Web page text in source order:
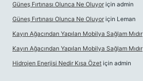
Güneş Fırtınası Olunca Ne Oluyor için admin
Güneş Fırtınası Olunca Ne Oluyor için Leman
Kayın Ağacından Yapılan Mobilya Sağlam Mıdır
Kayın Ağacından Yapılan Mobilya Sağlam Mıdır
Hidrojen Enerjisi Nedir Kısa Özet için admin